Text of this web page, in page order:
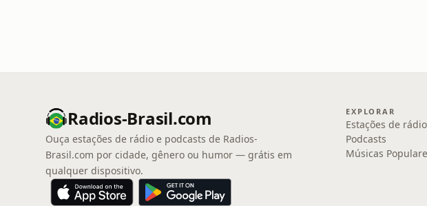
Radios-Brasil.com
Ouça estações de rádio e podcasts de Radios-
Brasil.com por cidade, gênero ou humor — grátis em
qualquer dispositivo.
EXPLORAR
Estações de rádio
Podcasts
Músicas